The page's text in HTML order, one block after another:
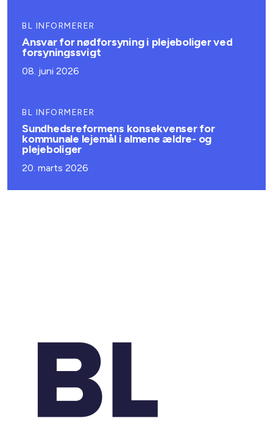
BL INFORMERER
Ansvar for nødforsyning i plejeboliger ved
forsyningssvigt
08. juni 2026
BL INFORMERER
Sundhedsreformens konsekvenser for
kommunale lejemål i almene ældre- og
plejeboliger
20. marts 2026